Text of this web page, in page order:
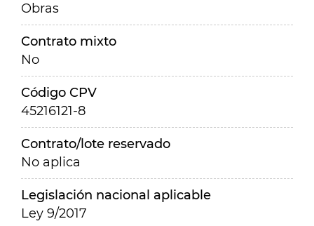
Obras
Contrato mixto
No
Código CPV
45216121-8
Contrato/lote reservado
No aplica
Legislación nacional aplicable
Ley 9/2017